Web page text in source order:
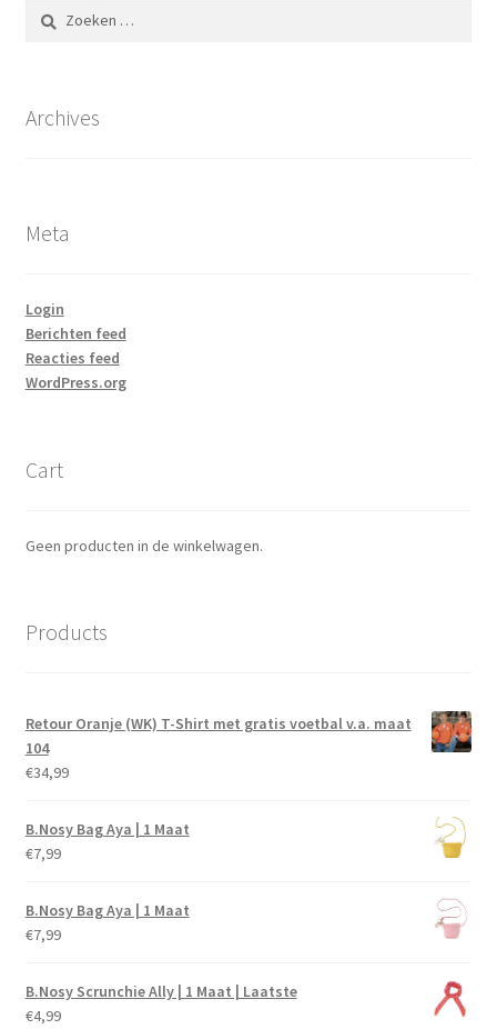
naar:
Archives
Meta
Login
Berichten feed
Reacties feed
WordPress.org
Cart
Geen producten in de winkelwagen.
Products
Retour Oranje (WK) T-Shirt met gratis voetbal v.a. maat
104
€34,99
B.Nosy Bag Aya | 1 Maat
€7,99
B.Nosy Bag Aya | 1 Maat
€7,99
B.Nosy Scrunchie Ally | 1 Maat | Laatste
€4,99